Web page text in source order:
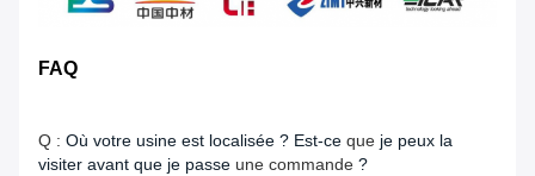
FAQ
Q : Où votre usine est localisée ? Est-ce que je peux la
visiter avant que je passe une commande ?